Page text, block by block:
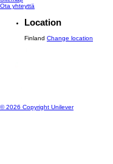
Oiva-raportti
Sitemap